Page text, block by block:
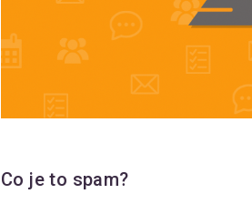
Co je to spam?